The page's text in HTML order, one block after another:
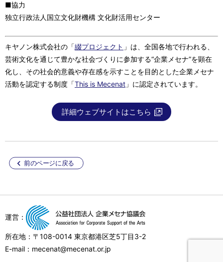
■協力
独立行政法人国立文化財機構 文化財活用センター
キヤノン株式会社の「綴プロジェクト 」は、全国各地で行われる、
芸術文化を通じて豊かな社会づくりに参加する“企業メセナ”を顕在
化し、その社会的意義や存在感を示すことを目的とした企業メセナ
活動を認定する制度「This is Mecenat 」に認定されています。
詳細ウェブサイトはこちら
前のページに戻る
運営：
所在地：〒108-0014 東京都港区芝5丁目3-2
E-mail：mecenat@mecenat.or.jp